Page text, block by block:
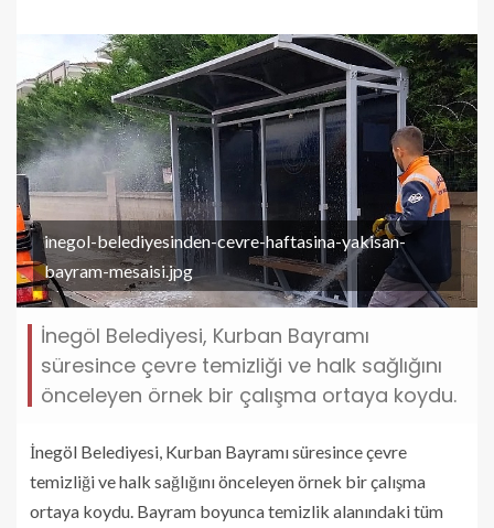
inegol-belediyesinden-cevre-haftasina-yakisan-
bayram-mesaisi.jpg
İnegöl Belediyesi, Kurban Bayramı
süresince çevre temizliği ve halk sağlığını
önceleyen örnek bir çalışma ortaya koydu.
İnegöl Belediyesi, Kurban Bayramı süresince çevre
temizliği ve halk sağlığını önceleyen örnek bir çalışma
ortaya koydu. Bayram boyunca temizlik alanındaki tüm